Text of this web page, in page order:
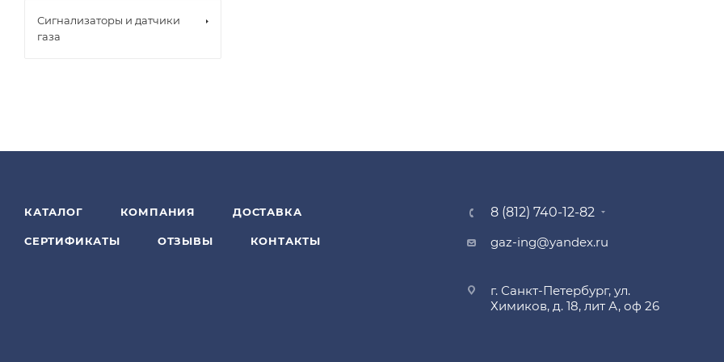
Сигнализаторы и датчики
газа
КАТАЛОГ КОМПАНИЯ ДОСТАВКА
СЕРТИФИКАТЫ ОТЗЫВЫ КОНТАКТЫ
8 (812) 740-12-82
gaz-ing@yandex.ru
г. Санкт-Петербург, ул.
Химиков, д. 18, лит А, оф 26